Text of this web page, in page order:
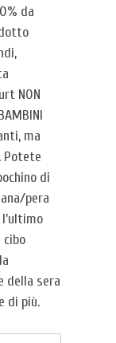
da
NON
ma
Potete
di
pera
della sera
di più.